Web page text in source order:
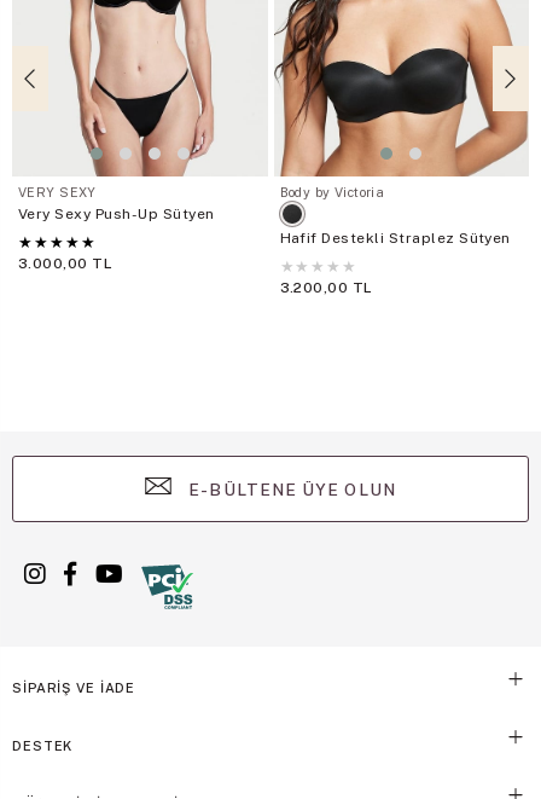
VERY SEXY
Very Sexy Push-Up Sütyen
★ ★ ★ ★ ★
3.000,00 TL
Body by Victoria
Hafif Destekli Straplez Sütyen
★ ★ ★ ★ ★
3.200,00 TL
E-BÜLTENE ÜYE OLUN
SİPARİŞ VE İADE
DESTEK